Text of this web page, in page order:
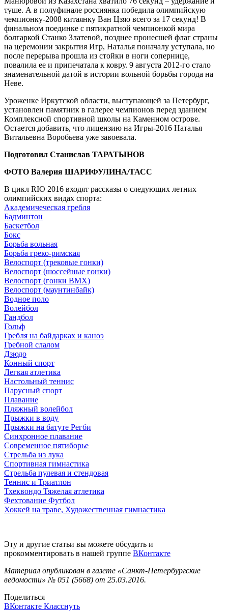
туше. А в полуфинале россиянка победила олимпийскую
чемпионку-2008 китаянку Ван Цзяо всего за 17 секунд! В
финальном поединке с пятикратной чемпионкой мира
болгаркой Станко Златевой, позднее пронесшей флаг страны
на церемонии закрытия Игр, Наталья поначалу уступала, но
после перерыва прошла из стойки в ноги сопернице,
повалила ее и припечатала к ковру. 9 августа 2012-го стало
знаменательной датой в истории вольной борьбы города на
Неве.
Уроженке Иркутской области, выступающей за Петербург,
установлен памятник в галерее чемпионов перед зданием
Комплексной спортивной школы на Каменном острове.
Остается добавить, что лицензию на Игры-2016 Наталья
Витальевна Воробьева уже завоевала.
Подготовил Станислав ТАРАТЫНОВ
ФОТО Валерия ШАРИФУЛИНА/ТАСС
В цикл RIO 2016 входят рассказы о следующих летних
олимпийских видах спорта:
Академичеческая гребля
Бадминтон
Баскетбол
Бокс
Борьба вольная
Борьба греко-римская
Велоспорт (трековые гонки)
Велоспорт (шоссейные гонки)
Велоспорт (гонки BMX)
Велоспорт (маунтинбайк)
Водное поло
Волейбол
Гандбол
Гольф
Гребля на байдарках и каноэ
Гребной слалом
Дзюдо
Конный спорт
Легкая атлетика
Настольный теннис
Парусный спорт
Плавание
Пляжный волейбол
Прыжки в воду
Прыжки на батуте Регби
Синхронное плавание
Современное пятиборье
Стрельба из лука
Спортивная гимнастика
Стрельба пулевая и стендовая
Теннис и Триатлон
Тхеквондо Тяжелая атлетика
Фехтование Футбол
Хоккей на траве, Художественная гимнастика
Эту и другие статьи вы можете обсудить и
прокомментировать в нашей группе ВКонтакте
Материал опубликован в газете «Санкт-Петербургские
ведомости» № 051 (5668) от 25.03.2016.
Поделиться
ВКонтакте Класснуть